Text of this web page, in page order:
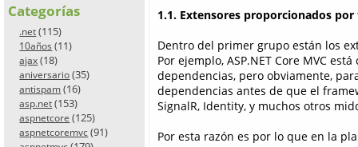
Categorías
.net (115)
10años (11)
ajax (18)
aniversario (35)
antispam (16)
asp.net (153)
aspnetcore (125)
aspnetcoremvc (91)
1.1. Extensores proporcionados
Dentro del primer grupo están los
Por ejemplo, ASP.NET Core MVC
dependencias, pero obviamente,
dependencias antes de que el
SignalR, Identity, y muchos otros
Por esta razón es por lo que en la